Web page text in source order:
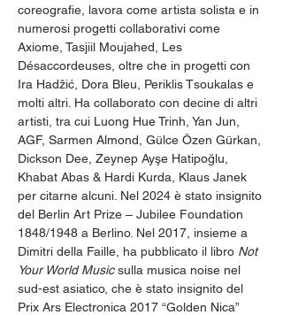
coreografie, lavora come artista solista e in
numerosi progetti collaborativi come
Axiome, Tasjiil Moujahed, Les
Désaccordeuses, oltre che in progetti con
Ira Hadžić, Dora Bleu, Periklis Tsoukalas e
molti altri. Ha collaborato con decine di altri
artisti, tra cui Luong Hue Trinh, Yan Jun,
AGF, Sarmen Almond, Gülce Özen Gürkan,
Dickson Dee, Zeynep Ayşe Hatipoğlu,
Khabat Abas & Hardi Kurda, Klaus Janek
per citarne alcuni. Nel 2024 è stato insignito
del Berlin Art Prize – Jubilee Foundation
1848/1948 a Berlino. Nel 2017, insieme a
Dimitri della Faille, ha pubblicato il libro Not
Your World Music sulla musica noise nel
sud-est asiatico, che è stato insignito del
Prix Ars Electronica 2017 “Golden Nica”